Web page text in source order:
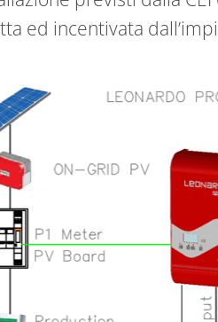
ed incentivata